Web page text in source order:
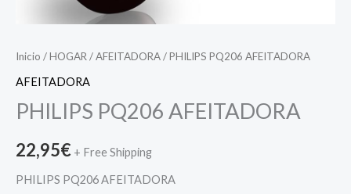
Inicio /HOGAR/AFEITADORA/ PHILIPS PQ206 AFEITADORA
AFEITADORA
PHILIPS PQ206 AFEITADORA
22,95€ + Free Shipping
PHILIPS PQ206 AFEITADORA